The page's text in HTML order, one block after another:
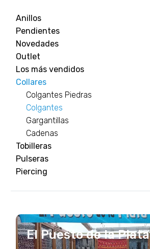
Anillos
Pendientes
Novedades
Outlet
Los más vendidos
Collares
Colgantes Piedras
Colgantes
Gargantillas
Cadenas
Tobilleras
Pulseras
Piercing
El Puesto de la Plata